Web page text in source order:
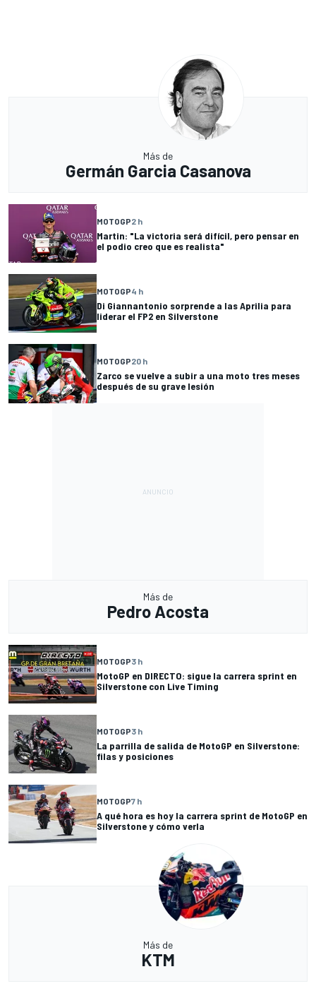
Más de
Germán Garcia Casanova
MOTOGP2 h
Martin: "La victoria será difícil, pero pensar en
el podio creo que es realista"
MOTOGP4 h
Di Giannantonio sorprende a las Aprilia para
liderar el FP2 en Silverstone
MOTOGP20 h
Zarco se vuelve a subir a una moto tres meses
después de su grave lesión
Más de
Pedro Acosta
MOTOGP3 h
MotoGP en DIRECTO: sigue la carrera sprint en
Silverstone con Live Timing
MOTOGP3 h
La parrilla de salida de MotoGP en Silverstone:
filas y posiciones
MOTOGP7 h
A qué hora es hoy la carrera sprint de MotoGP en
Silverstone y cómo verla
Más de
KTM